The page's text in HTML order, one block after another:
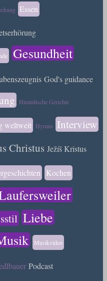
Essen
Gesundheit
God's guidance
Himmlische Gerichte
weltweit Hymns
Interview
Christus Ježíš Kristus
Kochen
Liebe
Musikvideo
Podcast